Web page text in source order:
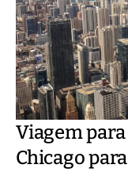
Viagem
Chicago